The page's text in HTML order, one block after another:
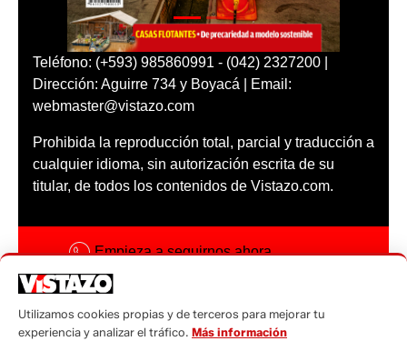
Teléfono: (+593) 985860991 - (042) 2327200 |
Dirección: Aguirre 734 y Boyacá | Email:
webmaster@vistazo.com
Prohibida la reproducción total, parcial y traducción a
cualquier idioma, sin autorización escrita de su
titular, de todos los contenidos de Vistazo.com.
Empieza a seguirnos ahora
Código ética
Utilizamos cookies propias y de terceros para mejorar tu
experiencia y analizar el tráfico. Más información